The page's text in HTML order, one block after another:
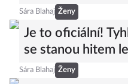
Sára Blahaj Ženy
Je to oficiální!
se stanou hitem
Sára Blahaj Ženy